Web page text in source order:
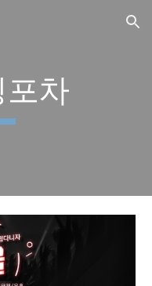
Skip to navigation
차